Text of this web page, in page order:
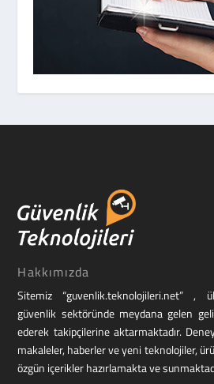
Hakkımızda
Sitemiz “guvenlik.teknolojileri.net” ,
güvenlik sektöründe meydana gelen
ederek takipçilerine aktarmaktadır.
makaleler, haberler ve yeni teknolojiler,
özgün içerikler hazırlamakta ve